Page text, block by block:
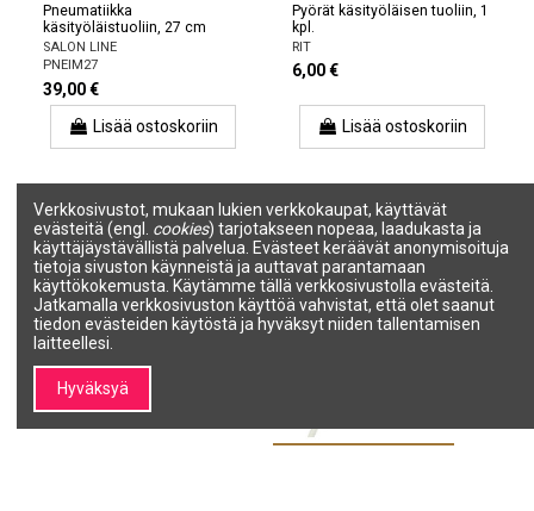
Pneumatiikka
käsityöläistuoliin, 27 cm
SALON LINE
PNEIM27
39,00 €
Lisää ostoskoriin
Pyörät käsityöläisen tuoliin, 1
kpl.
RIT
6,00 €
Lisää ostoskoriin
Verkkosivustot, mukaan lukien verkkokaupat, käyttävät
evästeitä (engl. cookies) tarjotakseen nopeaa, laadukasta ja
käyttäjäystävällistä palvelua. Evästeet keräävät anonymisoituja
tietoja sivuston käynneistä ja auttavat parantamaan
käyttökokemusta. Käytämme tällä verkkosivustolla evästeitä.
Jatkamalla verkkosivuston käyttöä vahvistat, että olet saanut
tiedon evästeiden käytöstä ja hyväksyt niiden tallentamisen
laitteellesi.
Hyväksyä